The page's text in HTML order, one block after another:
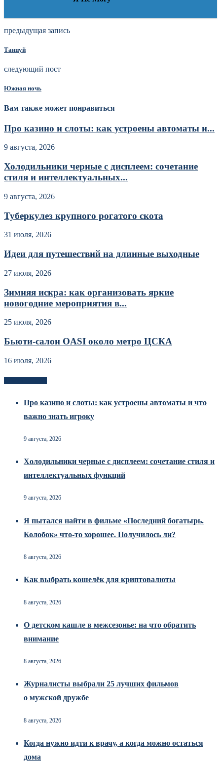
предыдущая запись
Танцуй
следующий пост
Южная ночь
Вам также может понравиться
Про казино и слоты: как устроены автоматы и...
9 августа, 2026
Холодильники черные с дисплеем: сочетание
стиля и интеллектуальных...
9 августа, 2026
Туберкулез крупного рогатого скота
31 июля, 2026
Идеи для путешествий на длинные выходные
27 июля, 2026
Зимняя искра: как организовать яркие
новогодние мероприятия в...
25 июля, 2026
Бьюти-салон OASI около метро ЦСКА
16 июля, 2026
Про казино и слоты: как устроены автоматы и что
важно знать игроку
9 августа, 2026
Холодильники черные с дисплеем: сочетание стиля и
интеллектуальных функций
9 августа, 2026
Я пытался найти в фильме «Последний богатырь.
Колобок» что-то хорошее. Получилось ли?
8 августа, 2026
Как выбрать кошелёк для криптовалюты
8 августа, 2026
О детском кашле в межсезонье: на что обратить
внимание
8 августа, 2026
Журналисты выбрали 25 лучших фильмов
о мужской дружбе
8 августа, 2026
Когда нужно идти к врачу, а когда можно остаться
дома